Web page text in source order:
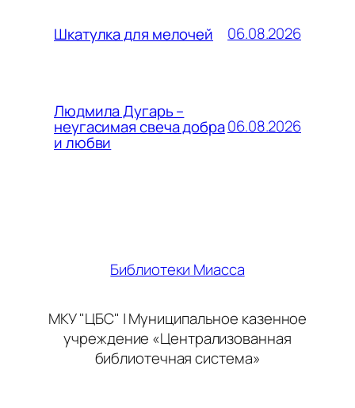
Шкатулка для мелочей 06.08.2026
Людмила Дугарь –
неугасимая свеча добра
и любви
06.08.2026
Библиотеки Миасса
МКУ "ЦБС" | Муниципальное казенное
учреждение «Централизованная
библиотечная система»